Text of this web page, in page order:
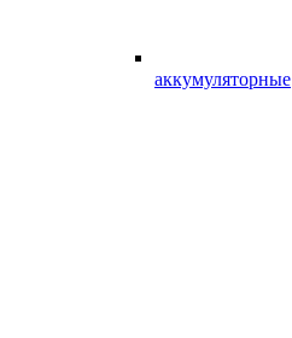
аккумуляторные